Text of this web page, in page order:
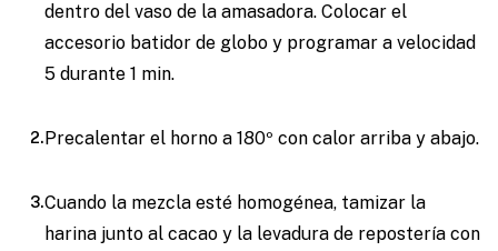
dentro del vaso de la amasadora. Colocar el
accesorio batidor de globo y programar a velocidad
5 durante 1 min.
Precalentar el horno a 180º con calor arriba y abajo.
Cuando la mezcla esté homogénea, tamizar la
harina junto al cacao y la levadura de repostería con